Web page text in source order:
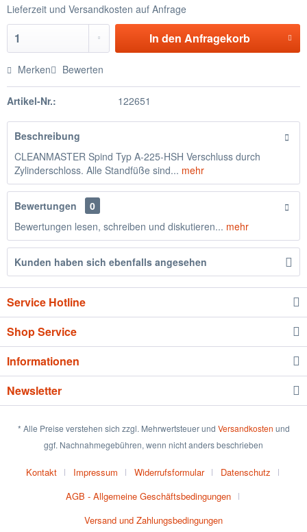
Lieferzeit und Versandkosten auf Anfrage
In den Anfragekorb
Merken Bewerten
Artikel-Nr.: 122651
Beschreibung
CLEANMASTER Spind Typ A-225-HSH Verschluss durch
Zylinderschloss. Alle Standfüße sind... mehr
Bewertungen
0
Bewertungen lesen, schreiben und diskutieren... mehr
Kunden haben sich ebenfalls angesehen
Service Hotline
Shop Service
Informationen
Newsletter
* Alle Preise verstehen sich zzgl. Mehrwertsteuer und Versandkosten und
ggf. Nachnahmegebühren, wenn nicht anders beschrieben
Kontakt Impressum Widerrufsformular
Datenschutz
AGB - Allgemeine Geschäftsbedingungen
Versand und Zahlungsbedingungen